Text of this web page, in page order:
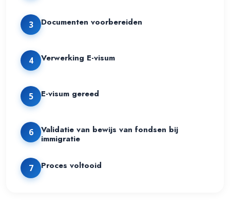
3 Documenten voorbereiden
4 Verwerking E-visum
5 E-visum gereed
6
Validatie van bewijs van fondsen bij
immigratie
7 Proces voltooid